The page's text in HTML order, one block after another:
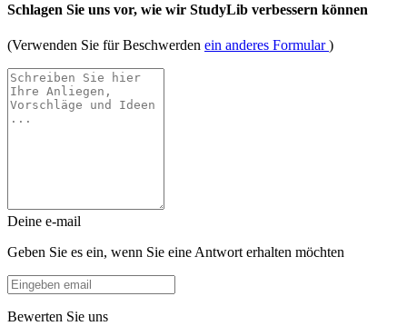
Schlagen Sie uns vor, wie wir StudyLib verbessern können
(Verwenden Sie für Beschwerden ein anderes Formular)
Deine e-mail
Geben Sie es ein, wenn Sie eine Antwort erhalten möchten
Bewerten Sie uns